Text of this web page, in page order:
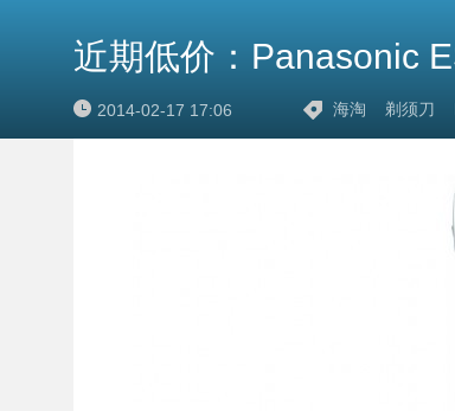
近期低价：Panasonic
2014-02-17 17:06 海淘 剃须刀